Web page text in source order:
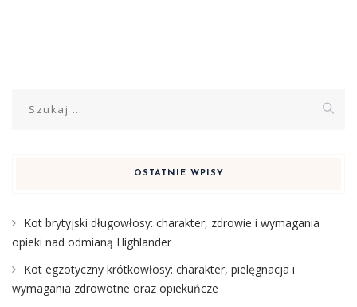
OSTATNIE WPISY
Kot brytyjski długowłosy: charakter, zdrowie i wymagania
opieki nad odmianą Highlander
Kot egzotyczny krótkowłosy: charakter, pielęgnacja i
wymagania zdrowotne oraz opiekuńcze